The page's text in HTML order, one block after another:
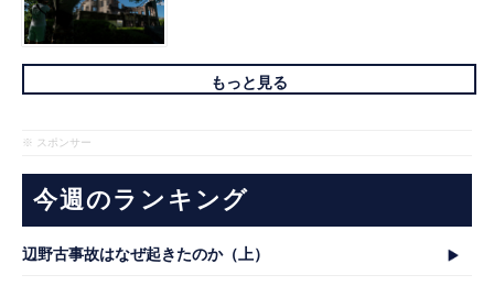
もっと見る
※ スポンサー
今週のランキング
辺野古事故はなぜ起きたのか（上）